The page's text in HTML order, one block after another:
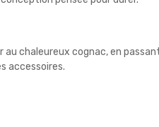
chaleureux cognac, en
accessoires.